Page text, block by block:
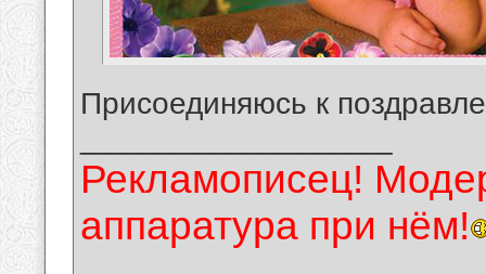
Присоединяюсь к
Рекламописец!
аппаратура при нём!